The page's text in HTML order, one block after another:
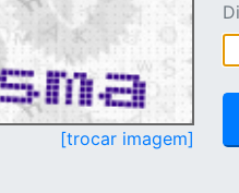
[trocar imagem]